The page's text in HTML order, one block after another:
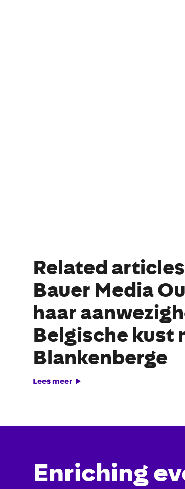
Related articles
Bauer Media
haar
Belgische kust
Blankenberge
Lees meer
Enriching